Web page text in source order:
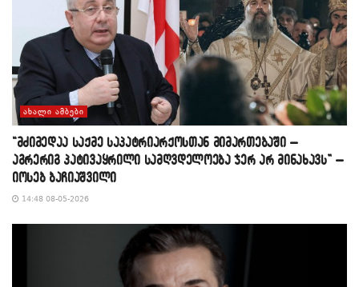
ᲐᲮᲐᲚᲘ ᲐᲛᲑᲔᲑᲘ
“მძიმედაა საქმე საპატრიარქოსთან მიმართებაში –
აგრერიგ პატივაყრილი სამღვდელოება ჯერ არ მინახავს” –
იოსებ ბაჩიაშვილი
14:48 08-05-2026